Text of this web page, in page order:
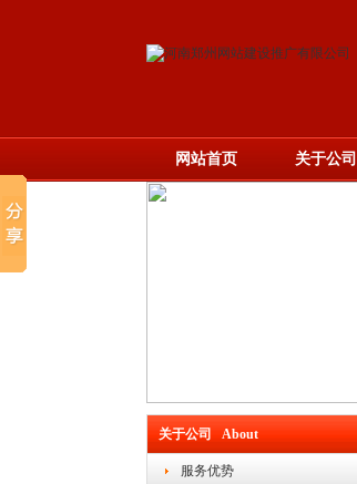
网站首页 关于公司
关于公司 About
服务优势